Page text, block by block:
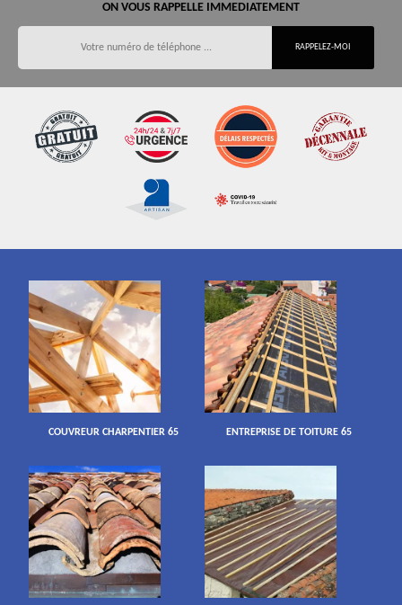
ON VOUS RAPPELLE IMMEDIATEMENT
COUVREUR CHARPENTIER 65 ENTREPRISE DE TOITURE 65